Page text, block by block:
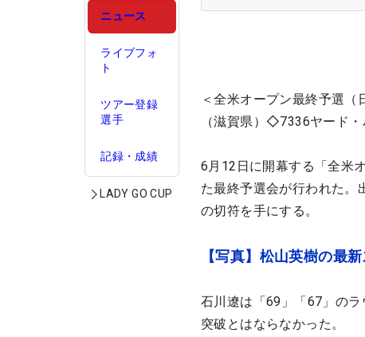
ニュース
ライブフォ
ト
ツアー登録
選手
記録・成績
LADY GO CUP
＜全米オープン最終予選
（滋賀県）◇7336ヤード・
6月12日に開幕する「全米
た最終予選会が行われた。
の切符を手にする。
【写真】松山英樹の最
石川遼は「69」「67」の
突破とはならなかった。